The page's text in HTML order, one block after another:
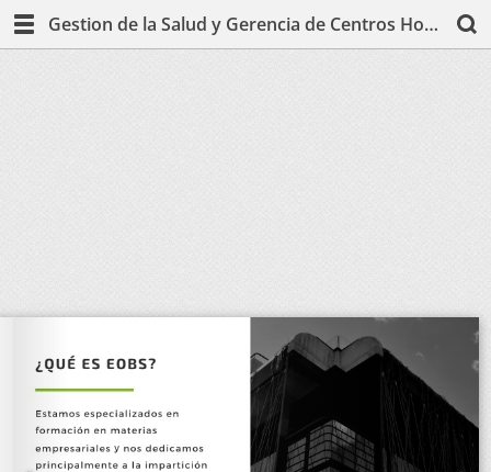
Gestion de la Salud y Gerencia de Centros Hospitalarios